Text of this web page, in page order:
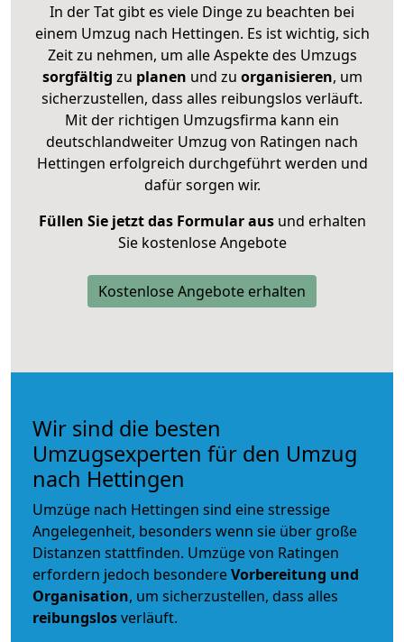
In der Tat gibt es viele Dinge zu beachten bei
einem Umzug nach Hettingen. Es ist wichtig, sich
Zeit zu nehmen, um alle Aspekte des Umzugs
sorgfältig zu planen und zu organisieren, um
sicherzustellen, dass alles reibungslos verläuft.
Mit der richtigen Umzugsfirma kann ein
deutschlandweiter Umzug von Ratingen nach
Hettingen erfolgreich durchgeführt werden und
dafür sorgen wir.
Füllen Sie jetzt das Formular ausund erhalten
Sie kostenlose Angebote
Kostenlose Angebote erhalten
Wir sind die besten
Umzugsexperten für den Umzug
nach Hettingen
Umzüge nach Hettingen sind eine stressige
Angelegenheit, besonders wenn sie über große
Distanzen stattfinden. Umzüge von Ratingen
erfordern jedoch besondereVorbereitung und
Organisation, um sicherzustellen, dass alles
reibungslosverläuft.